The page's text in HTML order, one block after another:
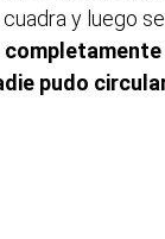
y luego
pudo